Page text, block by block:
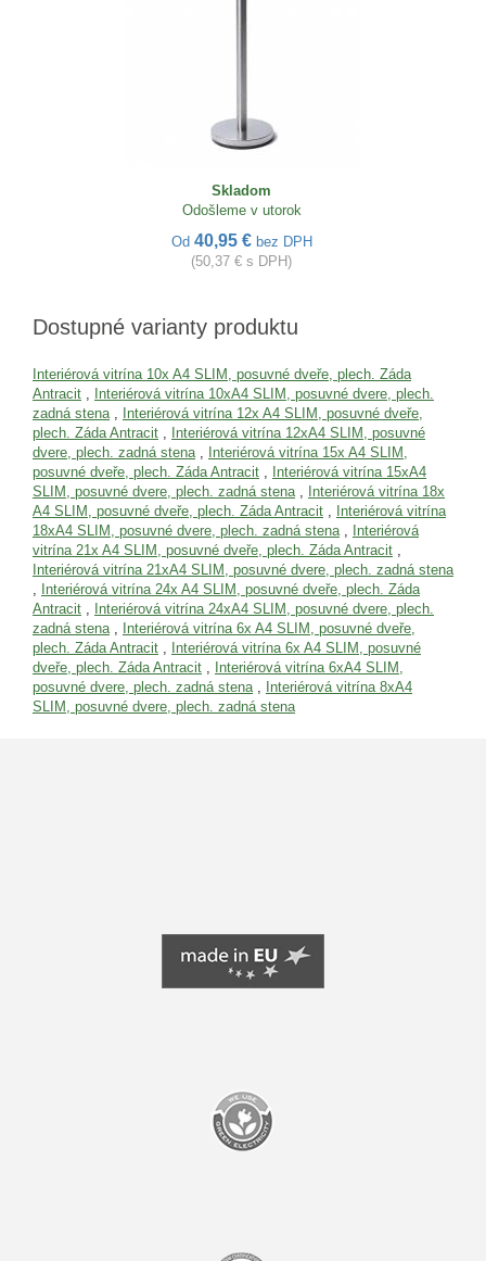
Skladom
Odošleme v utorok
Od 40,95 € bez DPH
(50,37 € s DPH)
Dostupné varianty produktu
Interiérová vitrína 10x A4 SLIM, posuvné dveře, plech. Záda
Antracit ,
Interiérová vitrína 10xA4 SLIM, posuvné dvere, plech.
zadná stena ,
Interiérová vitrína 12x A4 SLIM, posuvné dveře,
plech. Záda Antracit ,
Interiérová vitrína 12xA4 SLIM, posuvné
dvere, plech. zadná stena ,
Interiérová vitrína 15x A4 SLIM,
posuvné dveře, plech. Záda Antracit ,
Interiérová vitrína 15xA4
SLIM, posuvné dvere, plech. zadná stena ,
Interiérová vitrína 18x
A4 SLIM, posuvné dveře, plech. Záda Antracit ,
Interiérová vitrína
18xA4 SLIM, posuvné dvere, plech. zadná stena ,
Interiérová
vitrína 21x A4 SLIM, posuvné dveře, plech. Záda Antracit ,
Interiérová vitrína 21xA4 SLIM, posuvné dvere, plech. zadná stena
,
Interiérová vitrína 24x A4 SLIM, posuvné dveře, plech. Záda
Antracit ,
Interiérová vitrína 24xA4 SLIM, posuvné dvere, plech.
zadná stena ,
Interiérová vitrína 6x A4 SLIM, posuvné dveře,
plech. Záda Antracit ,
Interiérová vitrína 6x A4 SLIM, posuvné
dveře, plech. Záda Antracit ,
Interiérová vitrína 6xA4 SLIM,
posuvné dvere, plech. zadná stena ,
Interiérová vitrína 8xA4
SLIM, posuvné dvere, plech. zadná stena